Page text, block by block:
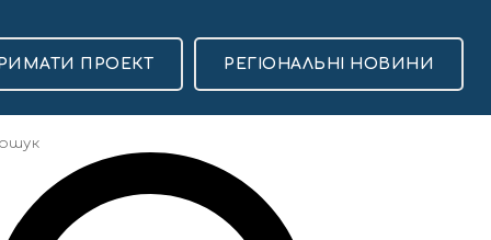
ПРОЕКТ РЕГІОНАЛЬНІ НОВИНИ